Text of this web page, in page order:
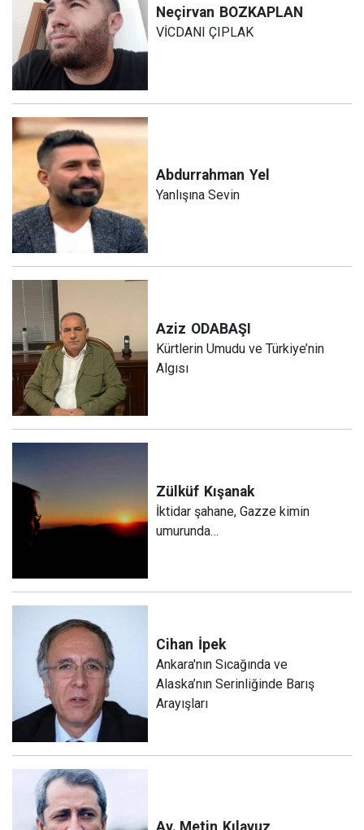
Neçirvan BOZKAPLAN
VİCDANI ÇIPLAK
Abdurrahman Yel
Yanlışına Sevin
Aziz ODABAŞI
Kürtlerin Umudu ve Türkiye’nin
Algısı
Zülküf Kışanak
İktidar şahane, Gazze kimin
umurunda…
Cihan İpek
Ankara'nın Sıcağında ve
Alaska’nın Serinliğinde Barış
Arayışları